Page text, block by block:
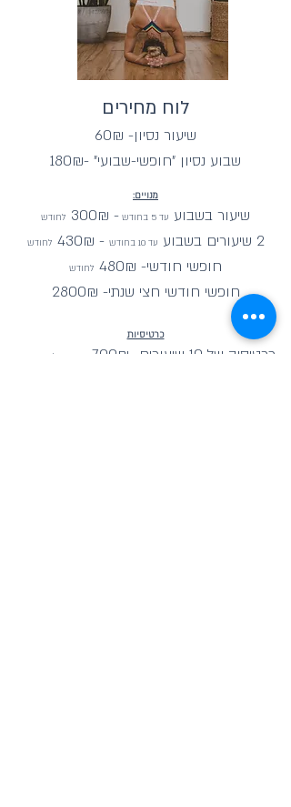
לוח מחירים
שיעור נסיון- 60₪
שבוע נסיון "חופשי-שבועי" -
180₪
מנויים:
שיעור בשבוע עד 5 בחודש - 300₪ לחודש
2 שיעורים בשבוע עד 10 בחודש - 430₪ לחודש
חופשי חודשי- 480₪ לחודש
חופשי חודשי חצי שנתי- 2800₪
כרטיסיות
כרטיסיה של 10 שיעורים- 700₪ ל3 חודשים